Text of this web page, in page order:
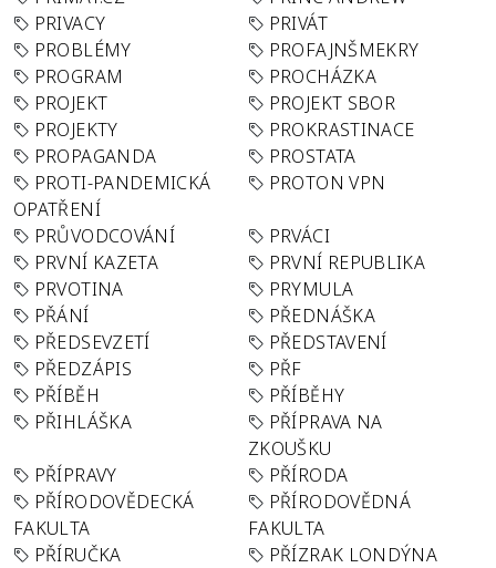
PRIVACY
PRIVÁT
PROBLÉMY
PROFAJNŠMEKRY
PROGRAM
PROCHÁZKA
PROJEKT
PROJEKT SBOR
PROJEKTY
PROKRASTINACE
PROPAGANDA
PROSTATA
PROTI-PANDEMICKÁ
OPATŘENÍ
PROTON VPN
PRŮVODCOVÁNÍ
PRVÁCI
PRVNÍ KAZETA
PRVNÍ REPUBLIKA
PRVOTINA
PRYMULA
PŘÁNÍ
PŘEDNÁŠKA
PŘEDSEVZETÍ
PŘEDSTAVENÍ
PŘEDZÁPIS
PŘF
PŘÍBĚH
PŘÍBĚHY
PŘIHLÁŠKA
PŘÍPRAVA NA
ZKOUŠKU
PŘÍPRAVY
PŘÍRODA
PŘÍRODOVĚDECKÁ
FAKULTA
PŘÍRODOVĚDNÁ
FAKULTA
PŘÍRUČKA
PŘÍZRAK LONDÝNA